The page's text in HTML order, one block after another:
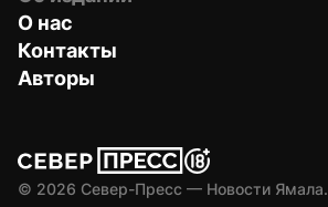
О нас
Контакты
Авторы
© 2026 Север-Пресс — Новости Ямала.